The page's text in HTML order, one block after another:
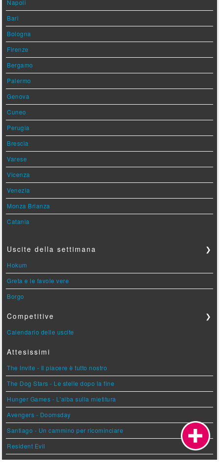
Napoli
Bari
Bologna
Firenze
Bergamo
Palermo
Genova
Cuneo
Perugia
Brescia
Varese
Vicenza
Venezia
Monza Brianza
Catania
Uscite della settimana ❯
Hokum
Greta e le favole vere
Borgo
Competitive ❯
Calendario delle uscite
Attesissimi
The Invite - Il piacere è tutto nostro
The Dog Stars - Le stelle dopo la fine
Hunger Games - L'alba sulla mietitura
Avengers - Doomsday
Santiago - Un cammino per ricominciare
Resident Evil
Tony - Diario di un giovane cuoco